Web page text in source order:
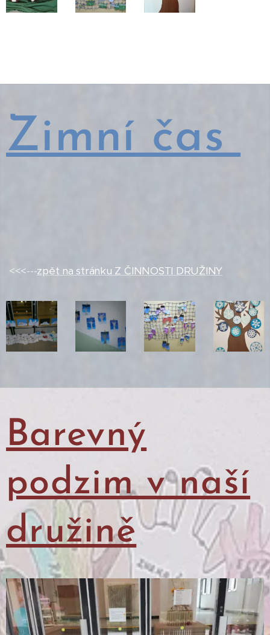
Zimní čas
<<<---zpět na stránku Z ČINNOSTI DRUŽINY
Barevný
podzim v naší
družině